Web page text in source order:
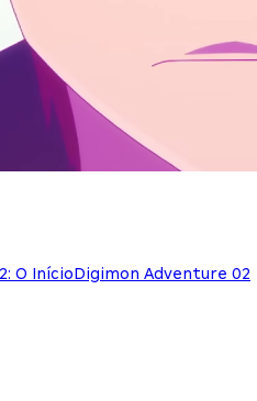
O InícioDigimon Adventure 02